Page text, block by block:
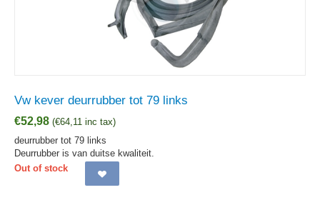
Vw kever deurrubber tot 79 links
€52,98 (€64,11 inc tax)
deurrubber tot 79 links
Deurrubber is van duitse kwaliteit.
Out of stock